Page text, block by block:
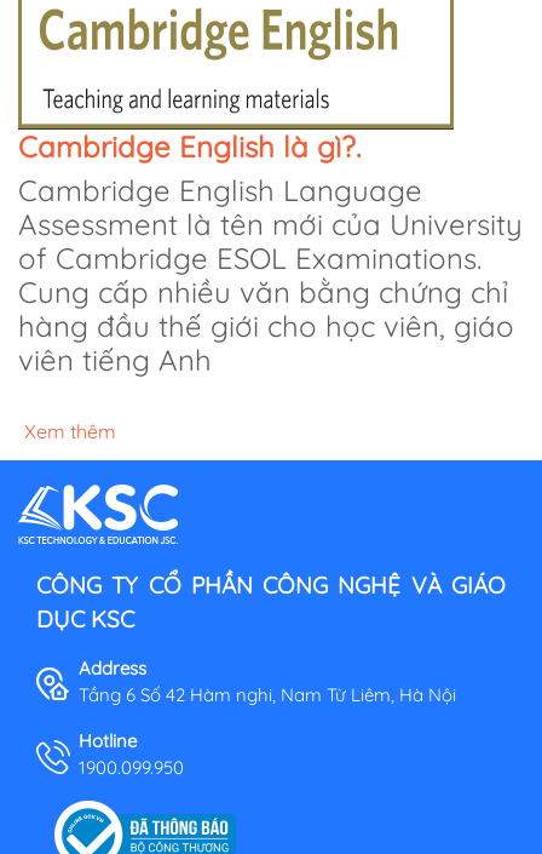
Cambridge English là gì?.
Cambridge English Language
Assessment là tên mới của University
of Cambridge ESOL Examinations.
Cung cấp nhiều văn bằng chứng chỉ
hàng đầu thế giới cho học viên, giáo
viên tiếng Anh
Xem thêm
CÔNG TY CỔ PHẦN CÔNG NGHỆ VÀ GIÁO
DỤC KSC
Address
Tầng 6 Số 42 Hàm nghi, Nam Từ Liêm, Hà Nội
Hotline
1900.099.950